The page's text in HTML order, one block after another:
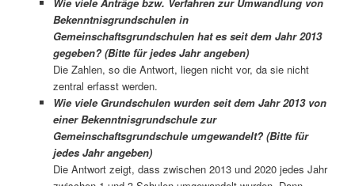
Wie viele Anträge bzw. Verfahren zur Umwandlung von
Bekenntnisgrundschulen in
Gemeinschaftsgrundschulen hat es seit dem Jahr 2013
gegeben? (Bitte für jedes Jahr angeben)
Die Zahlen, so die Antwort, liegen nicht vor, da sie nicht
zentral erfasst werden.
Wie viele Grundschulen wurden seit dem Jahr 2013 von
einer Bekenntnisgrundschule zur
Gemeinschaftsgrundschule umgewandelt? (Bitte für
jedes Jahr angeben)
Die Antwort zeigt, dass zwischen 2013 und 2020 jedes Jahr